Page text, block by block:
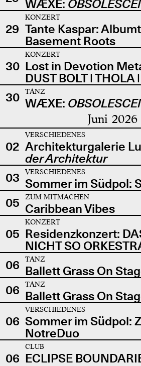
WÆXE:
29
KONZERT
Tante Kaspar:
Basement Roots
30
KONZERT
Lost in Devotion
DUST BOLT | THOLA
30
TANZ
WÆXE:
Juni 2026
02
VERSCHIEDENES
Architekturgalerie
der Architektur
03
VERSCHIEDENES
Sommer im Südpol:
05
ZUM MITMACHEN
Caribbean Vibes
05
KONZERT
Residenzkonzert:
NICHT SO
06
TANZ
Ballett Grass On
06
TANZ
Ballett Grass On
06
VERSCHIEDENES
Sommer im Südpol:
NotreDuo
06
CLUB
ECLIPSE